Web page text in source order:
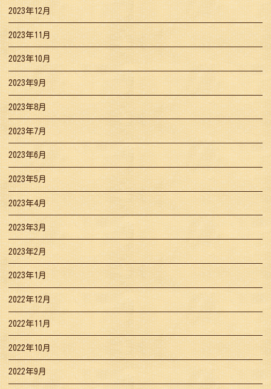
2023年12月
2023年11月
2023年10月
2023年9月
2023年8月
2023年7月
2023年6月
2023年5月
2023年4月
2023年3月
2023年2月
2023年1月
2022年12月
2022年11月
2022年10月
2022年9月